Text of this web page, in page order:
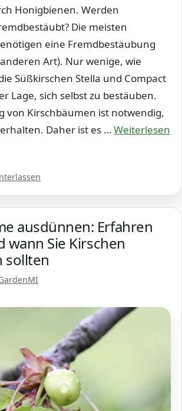
Honigbienen. Werden
Die meisten
eine Fremdbestäubung
Art). Nur wenige, wie
Süßkirschen Stella und Compact
Lage, sich selbst zu bestäuben.
von Kirschbäumen ist notwendig,
Daher ist es …Weiterlesen
ausdünnen: Erfahren
wann Sie Kirschen
sollten